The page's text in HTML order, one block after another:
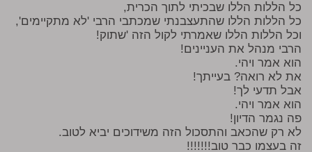
כל הללות הללו שבכיתי לתוך הכרית,
כל הללות הללו שהתעצבנתי שמכתבי הרבי 'לא מתקיימים',
וכל הללות הללו שאמרתי לקול הזה 'שתוק!
הרבי מנהל את העניינים!
הוא אמר ויהי.
את לא רואה? בעייתך!
אבל תדעי לך!
הוא אמר ויהי.
פה נגמר הדיון!
לא רק שהכאב והתסכול הזה משידוכים יביא לטוב.
זה בעצמו כבר טוב!!!!!!!